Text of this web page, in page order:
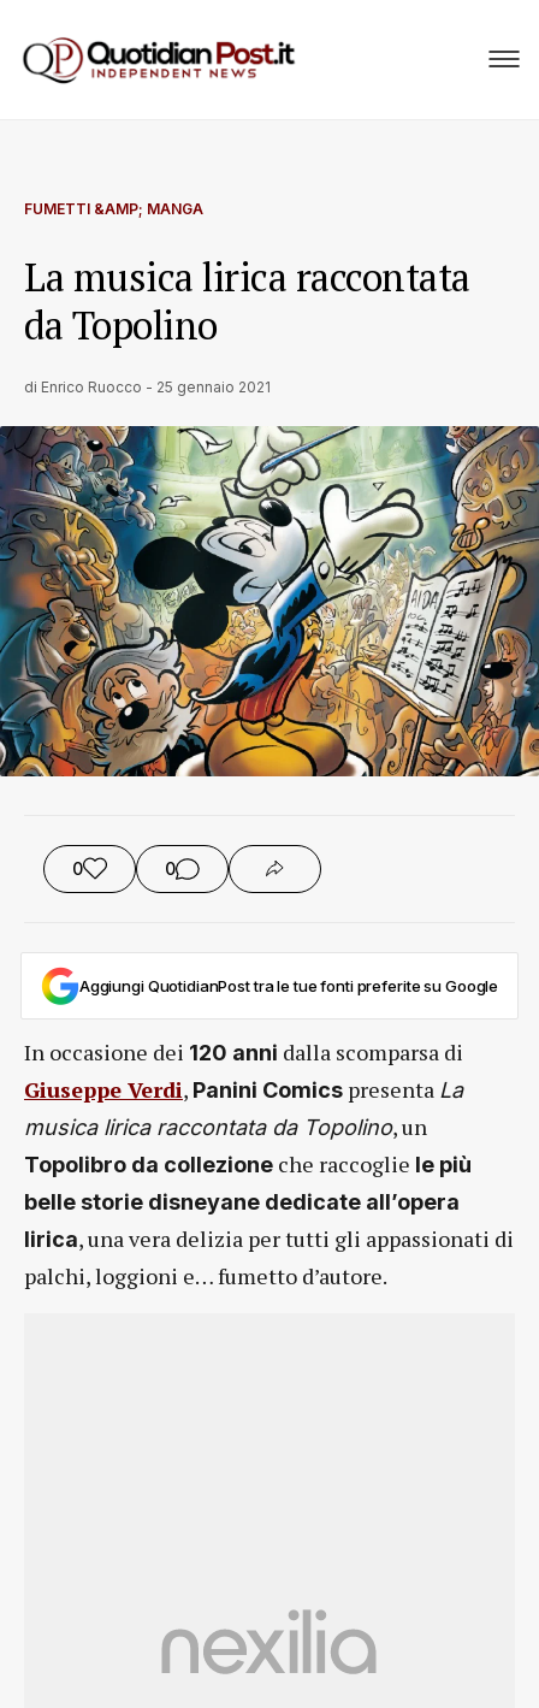
FUMETTI &AMP; MANGA
La musica lirica raccontata
da Topolino
di Enrico Ruocco - 25 gennaio 2021
0 0
Aggiungi QuotidianPost tra le tue fonti preferite su Google
In occasione dei 120 anni dalla scomparsa di
Giuseppe Verdi, Panini Comics presenta La
musica lirica raccontata da Topolino, un
Topolibro da collezione che raccoglie le più
belle storie disneyane dedicate all’opera
lirica, una vera delizia per tutti gli appassionati di
palchi, loggioni e… fumetto d’autore.